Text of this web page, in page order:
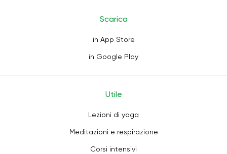
Scarica
in App Store
in Google Play
Utile
Lezioni di yoga
Meditazioni e respirazione
Corsi intensivi